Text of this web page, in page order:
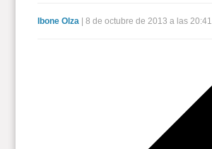
Ibone Olza| 8 de octubre de 2013 a las 20:41